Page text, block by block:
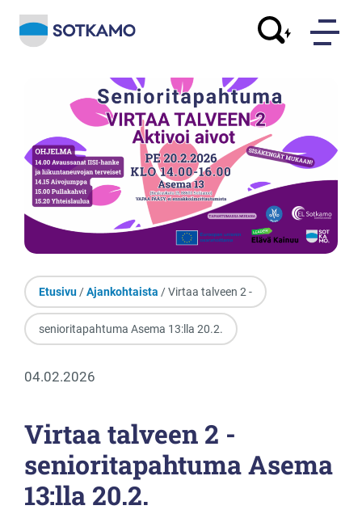
Etusivu/Ajankohtaista / Virtaa talveen 2 -
senioritapahtuma Asema 13:lla 20.2.
04.02.2026
Virtaa talveen 2 -
senioritapahtuma Asema
13:lla 20.2.